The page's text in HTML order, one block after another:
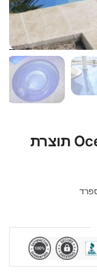
פסיפס לבריכה דגם Ocean 25 תוצרת